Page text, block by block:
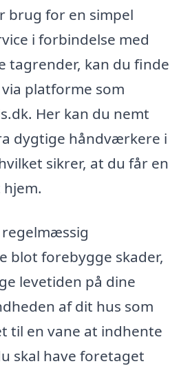
brug for en simpel
i forbindelse med
tagrender, kan du finde
platforme som
Her kan du nemt
dygtige håndværkere i
sikrer, at du får en
blot forebygge skader,
levetiden på dine
af dit hus som
til en vane at indhente
skal have foretaget